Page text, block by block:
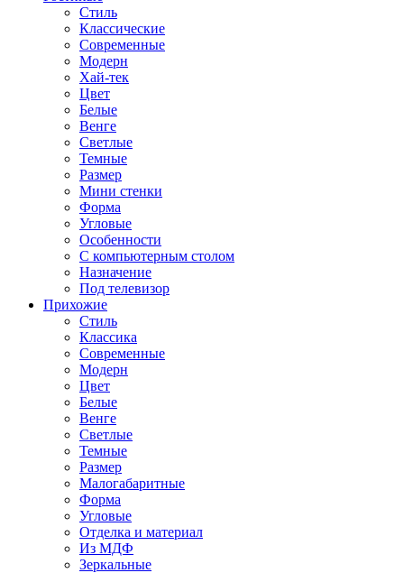
Стиль
Классические
Современные
Модерн
Хай-тек
Цвет
Белые
Венге
Светлые
Темные
Размер
Мини стенки
Форма
Угловые
Особенности
С компьютерным столом
Назначение
Под телевизор
Прихожие
Стиль
Классика
Современные
Модерн
Цвет
Белые
Венге
Светлые
Темные
Размер
Малогабаритные
Форма
Угловые
Отделка и материал
Из МДФ
Зеркальные